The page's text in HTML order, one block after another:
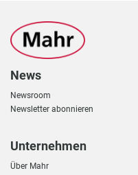
News
Newsroom
Newsletter abonnieren
Unternehmen
Über Mahr